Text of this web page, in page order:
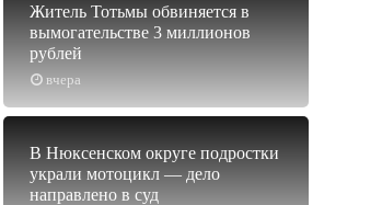
вчера
Житель Тотьмы обвиняется в
вымогательстве 3 миллионов
рублей
В Нюксенском округе подростки
украли мотоцикл — дело
направлено в суд